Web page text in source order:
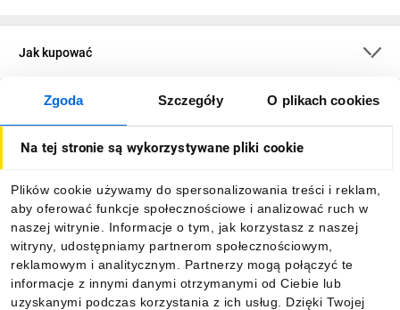
Zgoda Szczegóły O plikach cookies
Na tej stronie są wykorzystywane pliki cookie
Plików cookie używamy do spersonalizowania treści i reklam,
aby oferować funkcje społecznościowe i analizować ruch w
naszej witrynie. Informacje o tym, jak korzystasz z naszej
witryny, udostępniamy partnerom społecznościowym,
reklamowym i analitycznym. Partnerzy mogą połączyć te
informacje z innymi danymi otrzymanymi od Ciebie lub
uzyskanymi podczas korzystania z ich usług. Dzięki Twojej
Jak kupować
O firmie
Informacje
Pobierz naszą aplikację mobilną: